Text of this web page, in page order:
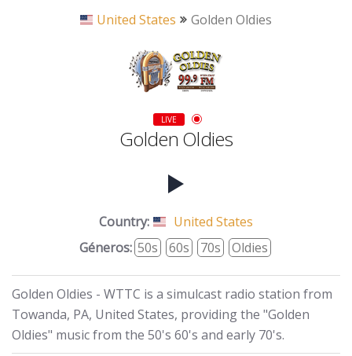
United States Golden Oldies
LIVE
Golden Oldies
Country:
United States
Géneros: 50s 60s 70s Oldies
Golden Oldies - WTTC is a simulcast radio station from
Towanda, PA, United States, providing the "Golden
Oldies" music from the 50's 60's and early 70's.